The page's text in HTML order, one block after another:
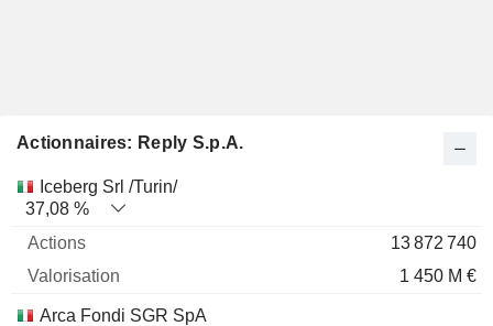
Actionnaires: Reply S.p.A.
Nom Actions % Valorisation
Iceberg Srl /Turin/
37,08 %
13 872 740
1 450 M €
Arca Fondi SGR SpA